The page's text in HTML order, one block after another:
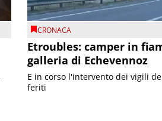
CRONACA
Etroubles: camper in
galleria di Echevennoz
E in corso l'intervento dei vigili
feriti